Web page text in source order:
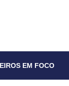
EM FOCO